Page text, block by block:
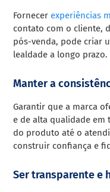
Fornecer experiências
contato com o cliente,
pós-venda, pode criar
lealdade a longo prazo.
Manter a
Garantir que a marca
e de alta qualidade em
do produto até o
construir confiança e
Ser transparente e